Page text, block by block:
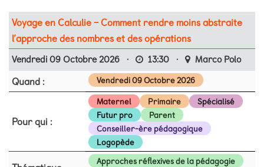
Voyage en Calculie – Comment rendre moins abstraite
l’approche des nombres et des opérations
Vendredi 09 Octobre 2026 · 13:30 · Marco Polo
Quand : Vendredi 09 Octobre 2026
Pour qui :
Maternel Primaire
Spécialisé
Futur pro
Parent
Conseiller-ère pédagogique
Logopède
Approches réflexives de la pédagogie